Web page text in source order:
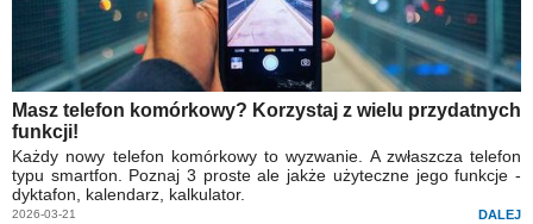
Masz telefon komórkowy? Korzystaj z wielu przydatnych
funkcji!
Każdy nowy telefon komórkowy to wyzwanie. A zwłaszcza telefon
typu smartfon. Poznaj 3 proste ale jakże użyteczne jego funkcje -
dyktafon, kalendarz, kalkulator.
2026-03-21 DALEJ